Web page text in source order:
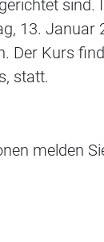
13. Januar
Der Kurs
statt.
melden